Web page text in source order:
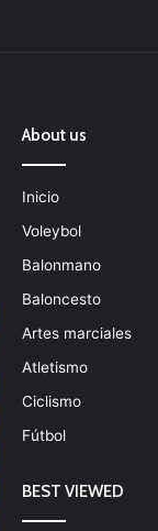
About us
Inicio
Voleybol
Balonmano
Baloncesto
Artes marciales
Atletismo
Ciclismo
Fútbol
BEST VIEWED